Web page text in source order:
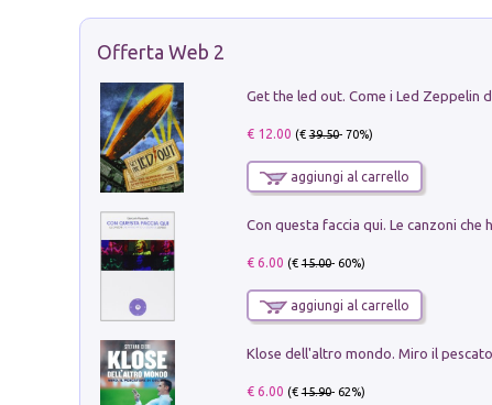
Offerta Web 2
€ 12.00 (€39.50- 70%)
aggiungi al carrello
€ 6.00 (€15.00- 60%)
aggiungi al carrello
€ 6.00 (€15.90- 62%)